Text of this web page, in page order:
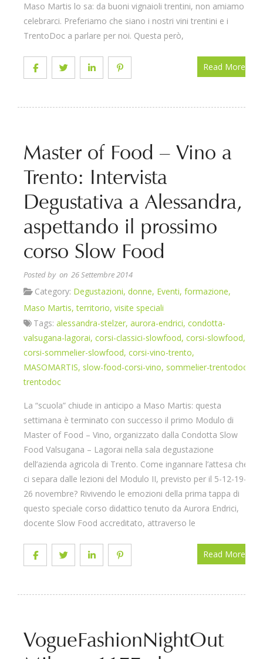
Maso Martis lo sa: da buoni vignaioli trentini, non amiamo
celebrarci. Preferiamo che siano i nostri vini trentini e i
TrentoDoc a parlare per noi. Questa però,
Read More
Master of Food – Vino a
Trento: Intervista
Degustativa a Alessandra,
aspettando il prossimo
corso Slow Food
Posted by on 26 Settembre 2014
Category: Degustazioni, donne, Eventi, formazione,
Maso Martis,territorio, visite speciali
Tags: alessandra-stelzer, aurora-endrici, condotta-
valsugana-lagorai, corsi-classici-slowfood, corsi-slowfood,
corsi-sommelier-slowfood, corsi-vino-trento,
MASOMARTIS, slow-food-corsi-vino, sommelier-trentodoc
trentodoc
La “scuola” chiude in anticipo a Maso Martis: questa
settimana è terminato con successo il primo Modulo di
Master of Food – Vino, organizzato dalla Condotta Slow
Food Valsugana – Lagorai nella sala degustazione
dell’azienda agricola di Trento. Come ingannare l’attesa che
ci separa dalle lezioni del Modulo II, previsto per il 5-12-19-
26 novembre? Rivivendo le emozioni della prima tappa di
questo speciale corso didattico tenuto da Aurora Endrici,
docente Slow Food accreditato, attraverso le
Read More
VogueFashionNightOut